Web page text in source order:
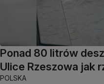
Ponad 80 litrów
Ulice Rzeszowa jak
POLSKA